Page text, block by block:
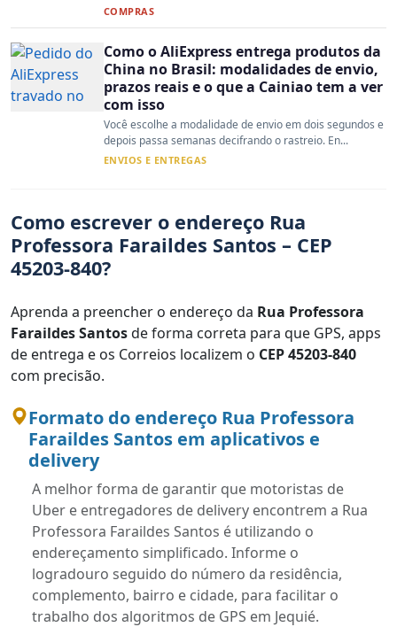
COMPRAS
Como o AliExpress entrega produtos da
China no Brasil: modalidades de envio,
prazos reais e o que a Cainiao tem a ver
com isso
Você escolhe a modalidade de envio em dois segundos e
depois passa semanas decifrando o rastreio. En...
ENVIOS E ENTREGAS
Como escrever o endereço Rua
Professora Faraildes Santos – CEP
45203-840?
Aprenda a preencher o endereço da Rua Professora
Faraildes Santosde forma correta para que GPS, apps
de entrega e os Correios localizem o CEP 45203-840
com precisão.
Formato do endereço Rua Professora
Faraildes Santos em aplicativos e
delivery
A melhor forma de garantir que motoristas de
Uber e entregadores de delivery encontrem a Rua
Professora Faraildes Santos é utilizando o
endereçamento simplificado. Informe o
logradouro seguido do número da residência,
complemento, bairro e cidade, para facilitar o
trabalho dos algoritmos de GPS em Jequié.